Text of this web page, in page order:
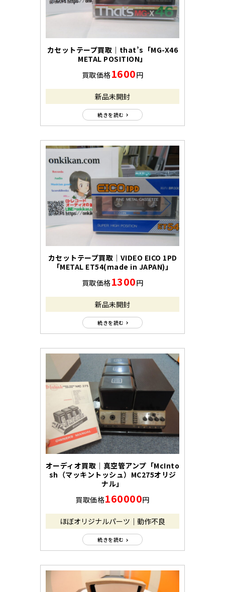
カセットテープ買取｜that’s「MG-X46
METAL POSITION」
買取価格1600円
新品未開封
続きを読む
カセットテープ買取｜VIDEO EICO 1PD
「METAL ET54(made in JAPAN)」
買取価格1300円
新品未開封
続きを読む
オーディオ買取｜真空管アンプ「McInto
sh（マッキントッシュ）MC275オリジ
ナル」
買取価格160000円
ほぼオリジナルパーツ｜動作不良
続きを読む